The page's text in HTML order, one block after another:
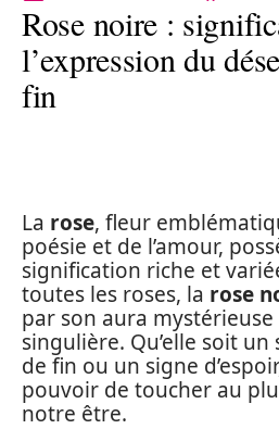
Rose noire :
l’expression du
fin
La rose, fleur
poésie et de l’amour,
signification riche et
toutes les roses, la rose
par son aura mystérieuse
singulière. Qu’elle soit
de fin ou un signe
pouvoir de toucher au
notre être.